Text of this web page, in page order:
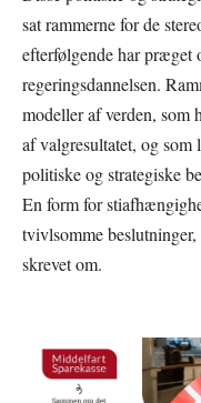
sat rammerne for de
efterfølgende har præget
regeringsdannelsen.
modeller af verden, som
af valgresultatet, og
politiske og strategiske
En form for
tvivlsomme
skrevet om.